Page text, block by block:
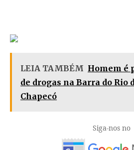
LEIA TAMBÉM Homem é
de drogas na Barra do Rio
Chapecó
Siga-nos no